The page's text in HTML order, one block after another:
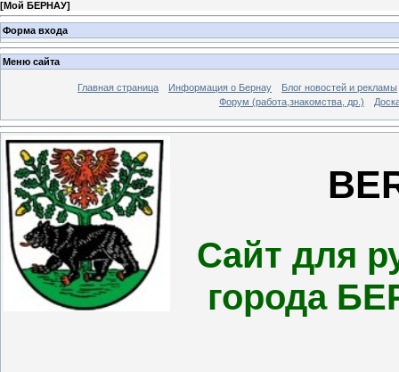
[Мой БЕРНАУ]
Форма входа
Меню сайта
Главная страница Информация о Бернау
Блог новостей и рекламы
Форум (работа,знакомства, др.)
Сайт для
города